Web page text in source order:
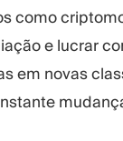
como
e lucrar
em novas